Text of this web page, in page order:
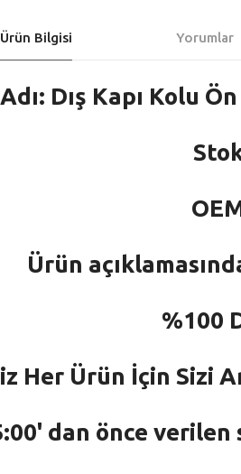
Ürün Bilgisi Yorumlar
Dış Kapı Kolu
Ürün
%100
Her Ürün İçin Sizi
dan önce